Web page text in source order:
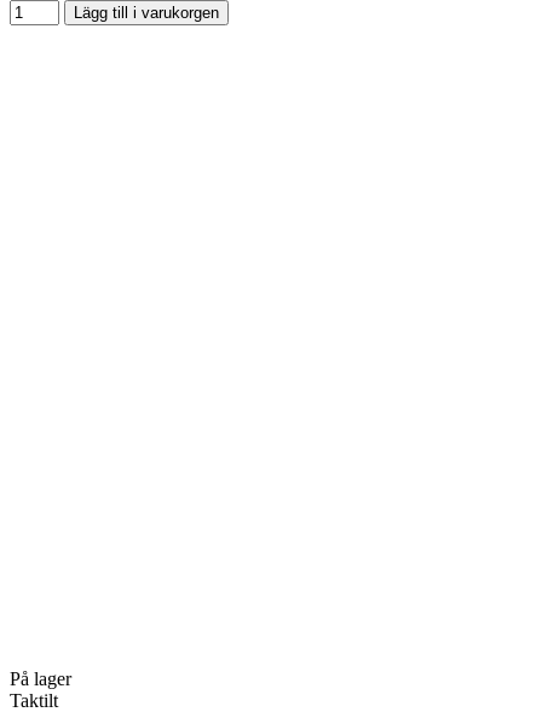
Lägg till i varukorgen
På lager
Taktilt